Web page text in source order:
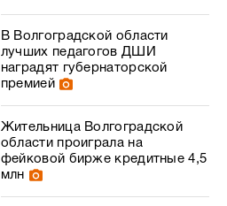
В Волгоградской области
лучших педагогов ДШИ
наградят губернаторской
премией
Жительница Волгоградской
области проиграла на
фейковой бирже кредитные 4,5
млн